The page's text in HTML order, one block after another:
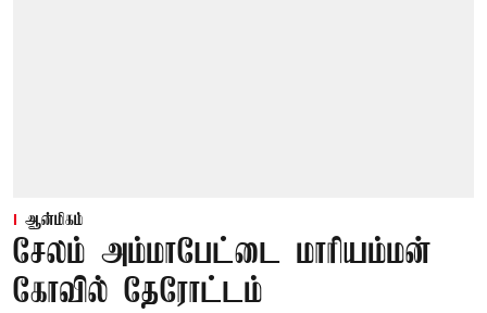
ஆன்மிகம்
சேலம் அம்மாபேட்டை மாரியம்மன்
கோவில் தேரோட்டம்